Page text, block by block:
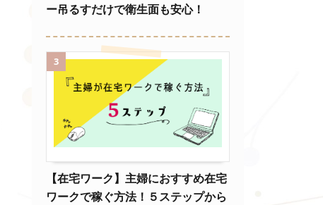
ー吊るすだけで衛生面も安心！
3
【在宅ワーク】主婦におすすめ在宅
ワークで稼ぐ方法！５ステップから